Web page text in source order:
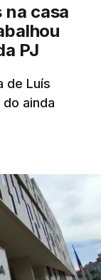
na casa
PJ
de Luís
ainda